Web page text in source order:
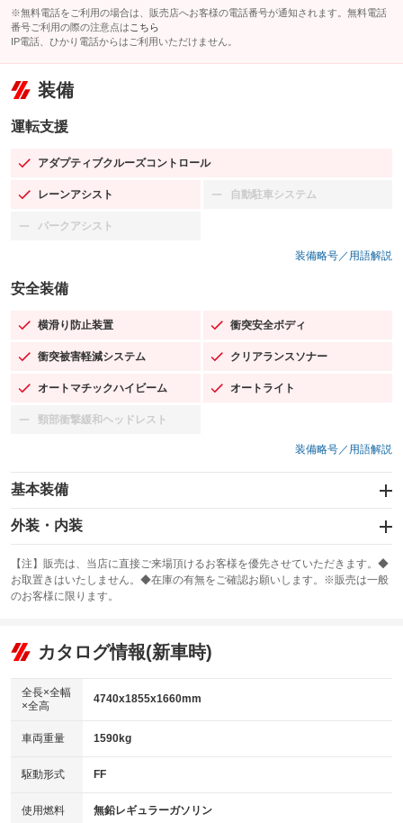
※無料電話をご利用の場合は、販売店へお客様の電話番号が通知されます。無料電話
番号ご利用の際の注意点は こちら
IP電話、ひかり電話からはご利用いただけません。
装備
運転支援
アダプティブクルーズコントロール
：装備あり
レーンアシスト
：装備あり 自動駐車システム
：装備なし
パークアシスト
：装備なし
装備略号／用語解説
安全装備
横滑り防止装置
：装備あり 衝突安全ボディ
：装備あり
衝突被害軽減システム
：装備あり クリアランスソナー
：装備あり
オートマチックハイビーム
：装備あり オートライト
：装備あり
頸部衝撃緩和ヘッドレスト
：装備なし
装備略号／用語解説
基本装備
エアバッグ：運転席/助手席/サイド
：装備あり
：装備なし
サンルーフ
：装備なし ABS
リフトアップ
：装備なし
：装備なし
パワーウィンドウ
アイドリングストップ
：装備あり
USB入力端子
：装備なし
100V電源
：装備なし
外装・内装
カーナビ：メモリーナビ他
：装備あり
TV：フルセグ
：装備あり
ビジュアル
：装備なし
：装備あり
革シート
キーレス
HID(キセノンライト)
：装備なし
バックカメラ
：装備あり
【注】販売は、当店に直接ご来場頂けるお客様を優先させていただきます。◆
お取置きはいたしません。◆在庫の有無をご確認お願いします。※販売は一般
のお客様に限ります。
カタログ情報(新車時)
全長×全幅
×全高
4740x1855x1660mm
車両重量 1590kg
駆動形式 FF
使用燃料 無鉛レギュラーガソリン